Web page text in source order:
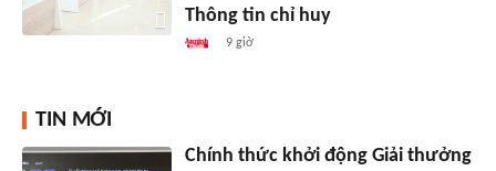
Thông tin chỉ huy
9 giờ
TIN MỚI
Chính thức khởi động Giải thưởng